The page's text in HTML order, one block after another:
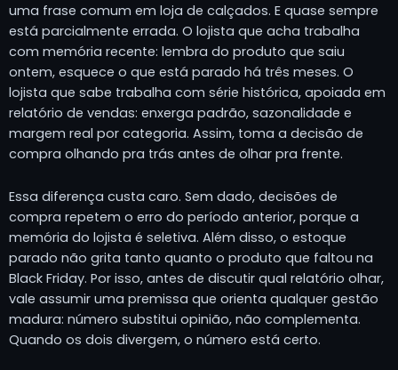
uma frase comum em loja de calçados. E quase sempre
está parcialmente errada. O lojista que acha trabalha
com memória recente: lembra do produto que saiu
ontem, esquece o que está parado há três meses. O
lojista que sabe trabalha com série histórica, apoiada em
relatório de vendas: enxerga padrão, sazonalidade e
margem real por categoria. Assim, toma a decisão de
compra olhando pra trás antes de olhar pra frente.
Essa diferença custa caro. Sem dado, decisões de
compra repetem o erro do período anterior, porque a
memória do lojista é seletiva. Além disso, o estoque
parado não grita tanto quanto o produto que faltou na
Black Friday. Por isso, antes de discutir qual relatório olhar,
vale assumir uma premissa que orienta qualquer gestão
madura: número substitui opinião, não complementa.
Quando os dois divergem, o número está certo.